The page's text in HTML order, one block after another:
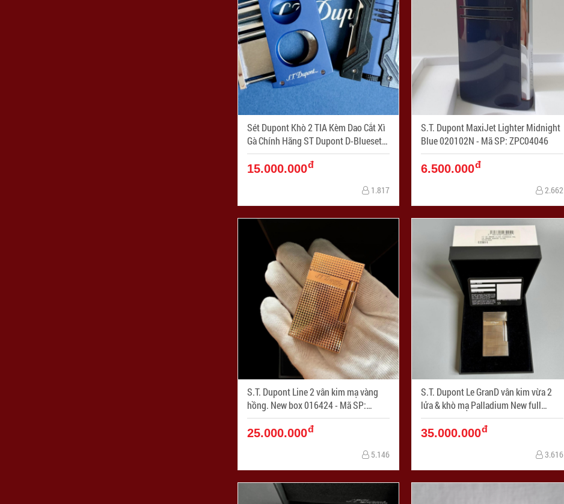
Sét Dupont Khò 2 TIA Kèm Dao Cắt Xì
Gà Chính Hãng ST Dupont D-Bluesette
- Mã SP: ZPC04047
15.000.000đ
1.817
S.T. Dupont MaxiJet Lighter Midnight
Blue 020102N - Mã SP: ZPC04046
6.500.000đ
2.662
S.T. Dupont Line 2 vân kim mạ vàng
hồng. New box 016424 - Mã SP:
ZPC04038
25.000.000đ
5.146
S.T. Dupont Le GranD vân kim vừa 2
lửa & khò mạ Palladium New full
C23011 - Mã SP: ZPC04037
35.000.000đ
3.616